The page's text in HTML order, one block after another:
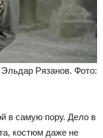
Рязанов. Фото:
в самую пору. Дело в
костюм даже не